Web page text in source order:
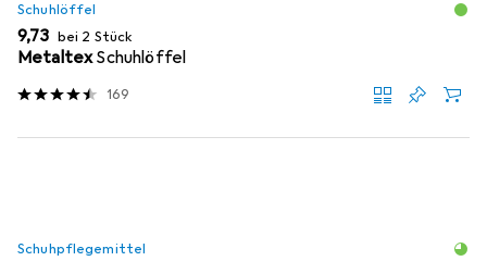
Schuhlöffel
EUR
9,73 bei 2 Stück
MetaltexSchuhlöffel
169
Schuhpflegemittel